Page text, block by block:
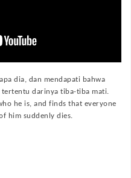
dia, dan mendapati bahwa
tertentu darinya tiba-tiba mati.
he is, and finds that everyone
him suddenly dies.